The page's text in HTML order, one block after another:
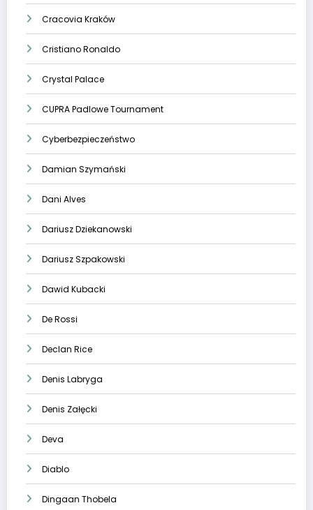
Cracovia Kraków
Cristiano Ronaldo
Crystal Palace
CUPRA Padlowe Tournament
Cyberbezpieczeństwo
Damian Szymański
Dani Alves
Dariusz Dziekanowski
Dariusz Szpakowski
Dawid Kubacki
De Rossi
Declan Rice
Denis Labryga
Denis Załęcki
Deva
Diablo
Dingaan Thobela